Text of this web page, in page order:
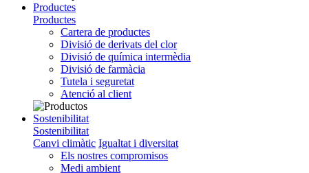
Productes
Productes
Cartera de productes
Divisió de derivats del clor
Divisió de química intermèdia
Divisió de farmàcia
Tutela i seguretat
Atenció al client
Sostenibilitat
Sostenibilitat
Canvi climàtic Igualtat i diversitat
Els nostres compromisos
Medi ambient